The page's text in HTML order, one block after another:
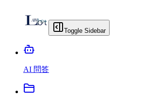
Toggle Sidebar
AI 問答